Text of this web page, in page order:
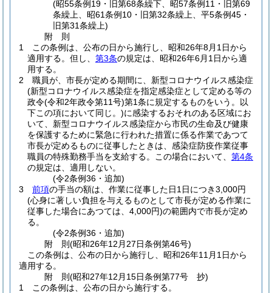
(昭55条例19・旧第68条繰下、昭57条例11・旧第69
条繰上、昭61条例10・旧第32条繰上、平5条例45・
旧第31条繰上)
附 則
1
この条例は、公布の日から施行し、昭和26年8月1日から
適用する。 但し、 第3条の規定は、昭和26年6月1日から適
用する。
2
職員が、市長が定める期間に、新型コロナウイルス感染症
(新型コロナウイルス感染症を指定感染症として定める等の
政令(令和2年政令第11号)第1条に規定するものをいう。以
下この項において同じ。)に感染するおそれのある区域にお
いて、新型コロナウイルス感染症から市民の生命及び健康
を保護するために緊急に行われた措置に係る作業であつて
市長が定めるものに従事したときは、感染症防疫作業従事
職員の特殊勤務手当を支給する。
この場合において、 第4条
の規定は、適用しない。
(令2条例36・追加)
3
前項の手当の額は、作業に従事した日1日につき3,000円
(心身に著しい負担を与えるものとして市長が定める作業に
従事した場合にあつては、4,000円)の範囲内で市長が定め
る。
(令2条例36・追加)
附 則(昭和26年12月27日条例第46号)
この条例は、公布の日から施行し、昭和26年11月1日から
適用する。
附 則(昭和27年12月15日条例第77号 抄)
1
この条例は、公布の日から施行する。